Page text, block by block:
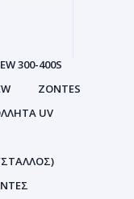
300-400S
ZONTES
UV